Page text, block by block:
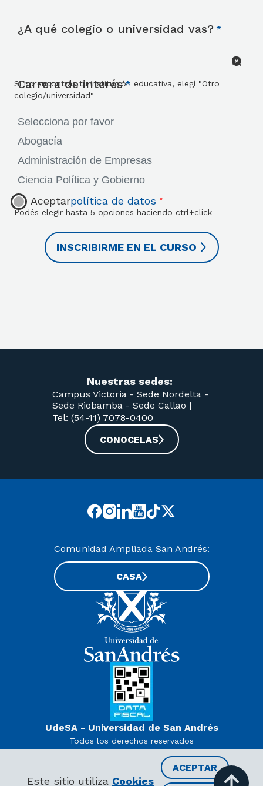
¿A qué colegio o universidad vas?
Si no encontrás tu institución educativa, elegí "Otro
colegio/universidad"
Carrera de interés
Podés elegir hasta 5 opciones haciendo ctrl+click
Aceptarpolítica de datos *
INSCRIBITE AL CURSO
Este sitio utiliza Cookies
ACEPTAR
Nuestras sedes:
Campus Victoria - Sede Nordelta -
Sede Riobamba - Sede Callao |
Tel: (54-11) 7078-0400
CONOCELAS
UdeSA - Universidad de San Andrés
Todos los derechos reservados
Decreto PEN 978/07
Comunidad Ampliada San Andrés:
CASA